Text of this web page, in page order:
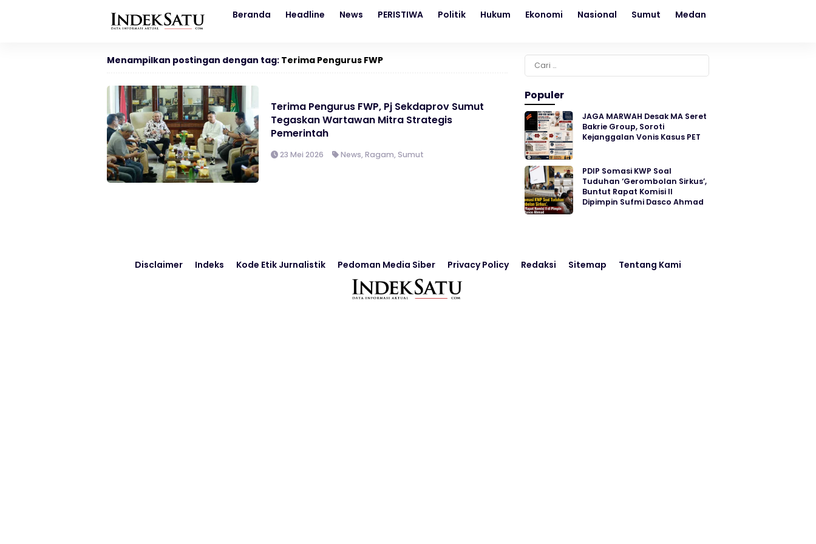
Beranda Headline News PERISTIWA Politik Hukum Ekonomi Nasional Sumut Medan
Menampilkan postingan dengan tag: Terima Pengurus FWP
Terima Pengurus FWP, Pj Sekdaprov Sumut
Tegaskan Wartawan Mitra Strategis
Pemerintah
23 Mei 2026 News,Ragam,Sumut
Cari
untuk:
Populer
JAGA MARWAH Desak MA Seret
Bakrie Group, Soroti
Kejanggalan Vonis Kasus PET
PDIP Somasi KWP Soal
Tuduhan ‘Gerombolan Sirkus’,
Buntut Rapat Komisi II
Dipimpin Sufmi Dasco Ahmad
Disclaimer Indeks Kode Etik Jurnalistik Pedoman Media Siber Privacy Policy Redaksi Sitemap Tentang Kami